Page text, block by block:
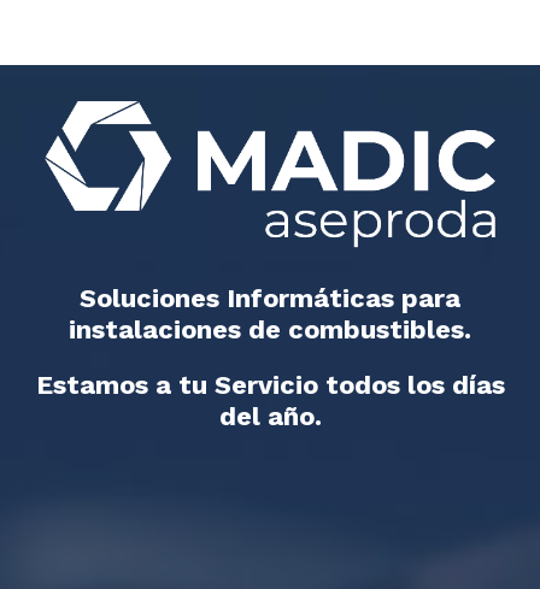
Soluciones Informáticas para
instalaciones de combustibles.
Estamos a tu Servicio todos los días
del año.